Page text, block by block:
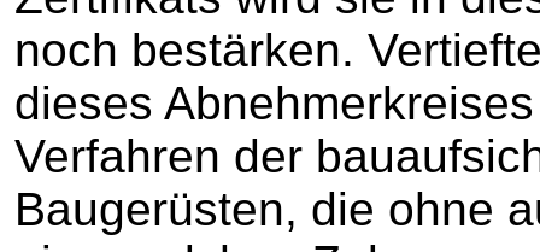
noch bestärken.
dieses
Verfahren der
Baugerüsten, die ohne